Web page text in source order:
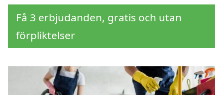
Få 3 erbjudanden, gratis och utan
förpliktelser